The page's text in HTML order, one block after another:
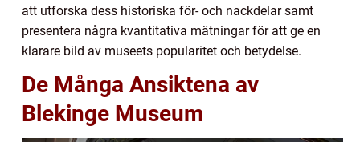
att utforska dess historiska för- och nackdelar samt
presentera några kvantitativa mätningar för att ge en
klarare bild av museets popularitet och betydelse.
De Många Ansiktena av
Blekinge Museum